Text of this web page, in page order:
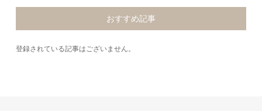
おすすめ記事
登録されている記事はございません。